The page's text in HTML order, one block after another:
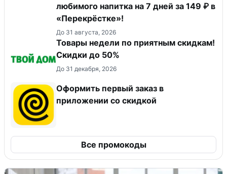
любимого напитка на 7 дней за 149 ₽ в
«Перекрёстке»!
До 31 августа, 2026
Товары недели по приятным скидкам!
Скидки до 50%
До 31 декабря, 2026
Оформить первый заказ в
приложении со скидкой
Все промокоды